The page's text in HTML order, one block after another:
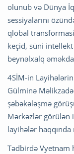
olunub və Dünya
sessiyalarını
qlobal
keçid, süni
beynəlxalq
4SİM-in
Gülminə
şəbəkələşmə
Mərkəzlər görülən
layihələr
Tədbirdə